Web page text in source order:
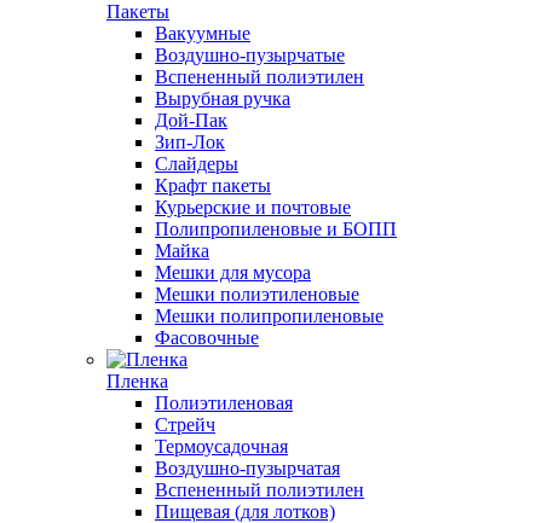
Пакеты
Вакуумные
Воздушно-пузырчатые
Вспененный полиэтилен
Вырубная ручка
Дой-Пак
Зип-Лок
Слайдеры
Крафт пакеты
Курьерские и почтовые
Полипропиленовые и БОПП
Майка
Мешки для мусора
Мешки полиэтиленовые
Мешки полипропиленовые
Фасовочные
Пленка
Полиэтиленовая
Стрейч
Термоусадочная
Воздушно-пузырчатая
Вспененный полиэтилен
Пищевая (для лотков)